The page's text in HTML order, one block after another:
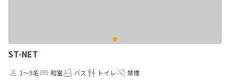
ST-NET
1～5名 和室 バス トイレ 禁煙